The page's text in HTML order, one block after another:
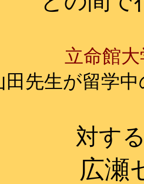
立命館大
田先生が留学
対す
広瀬